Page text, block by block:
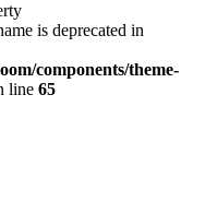
is deprecated in
components/theme-
line 65